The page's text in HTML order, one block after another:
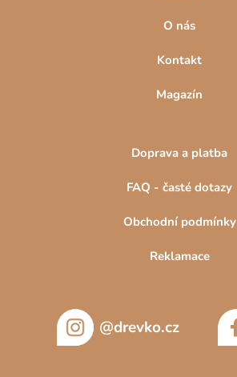
O nás
Kontakt
Magazín
Doprava a platba
FAQ - časté dotazy
Obchodní podmínky
Reklamace
@drevko.cz